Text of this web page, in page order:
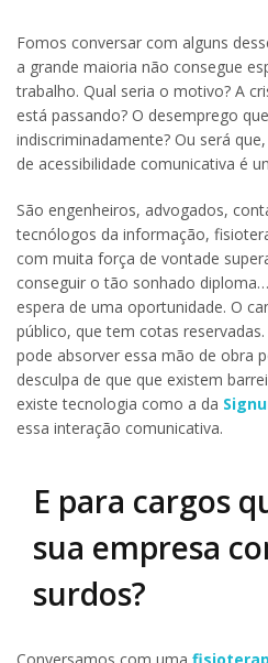
Fomos conversar com alguns
a grande maioria não consegue
trabalho. Qual seria o motivo? A
está passando? O desemprego
indiscriminadamente? Ou será
de acessibilidade comunicativa é
São engenheiros, advogados,
tecnólogos da informação,
com muita força de vontade
conseguir o tão sonhado
espera de uma oportunidade. O
público, que tem cotas
pode absorver essa mão de obra
desculpa de que que existem
existe tecnologia como a da
essa interação comunicativa.
E para cargos
sua empresa
surdos?